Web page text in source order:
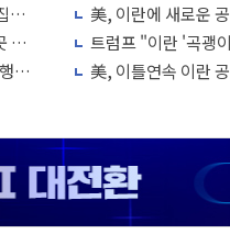
중
소
사
美, 이란에 새로운
"이제 우리 차례"
트럼프 "이란 '곡괭
미군, 사흘째 이란
美, 이틀연속 이란
결과 발표...김민석
결과 발표...김민석
일정(8.10~8.14)
최대 50㎜ 폭우…강원 동해
…60대 환경미화원 수거차에
흉기 난동…60대 남성 2명 숨